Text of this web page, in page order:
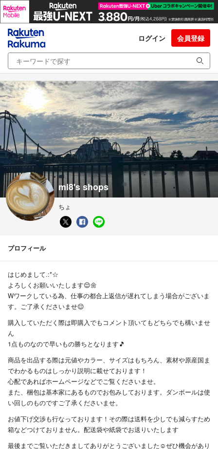
ログイン 会員登録
mi8's shops
ちょ
プロフィール
はじめまして.:*☆
よろしくお願いいたします😌🌼
Wワークしている為、仕事の都合上返信が遅れてしまう場合がございま
す。ご了承くださいませ😌
購入していただく際は即購入でもコメント頂いてもどちらでも構いませ
ん
1点ものなので早いもの勝ちとなります🎵
商品を出品する際は元値やカラー、サイズはもちろん、素材や原産国ま
でわかるものはしっかり説明に載せております！
心配であればホームページなどでご覧くださいませ。
また、梱包は基本家にあるものでお包みしております。ダンボールは使
い回しのものですご了承くださいませ。
お値下げ交渉も行なっております！その際は送料を少しでも減らすため
箱などつけておりません。配送袋や紙袋でお送りいたします
最後までご覧いただきましてありがとうございました☺️ぜひ機会があり